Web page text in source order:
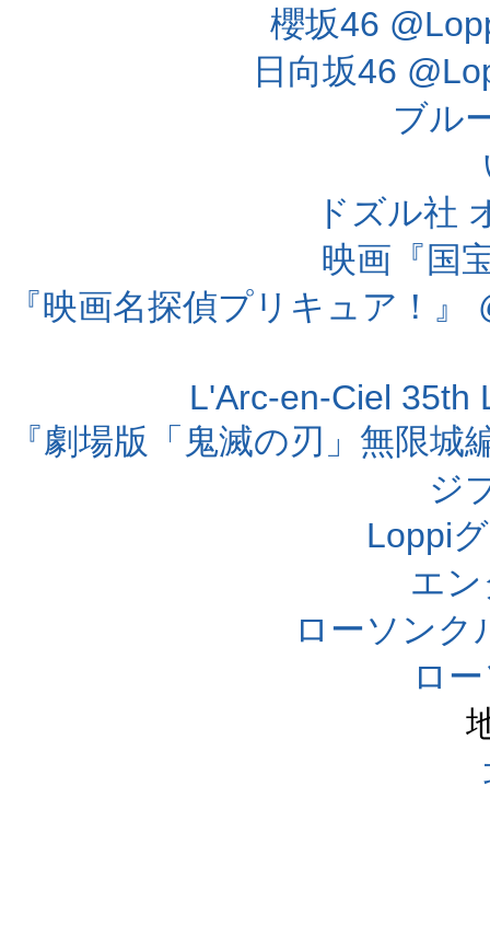
櫻坂46
日向坂46
ブル
ドズル社
映画『国
『映画名探偵プリキュア！
L'Arc-en-Ciel 35th
『劇場版「鬼滅の刃」無限
ジ
Loppi
エ
ローソンク
ロ